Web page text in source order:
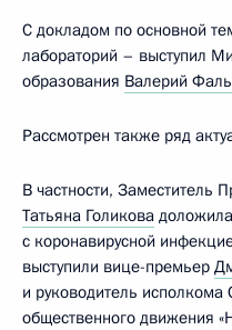
С докладом по основной
лабораторий – выступил
образования Валерий
Рассмотрен также ряд
В частности, Заместитель
Татьяна Голикова
с коронавирусной
выступили вице-премьер
и руководитель исполкома
общественного движения